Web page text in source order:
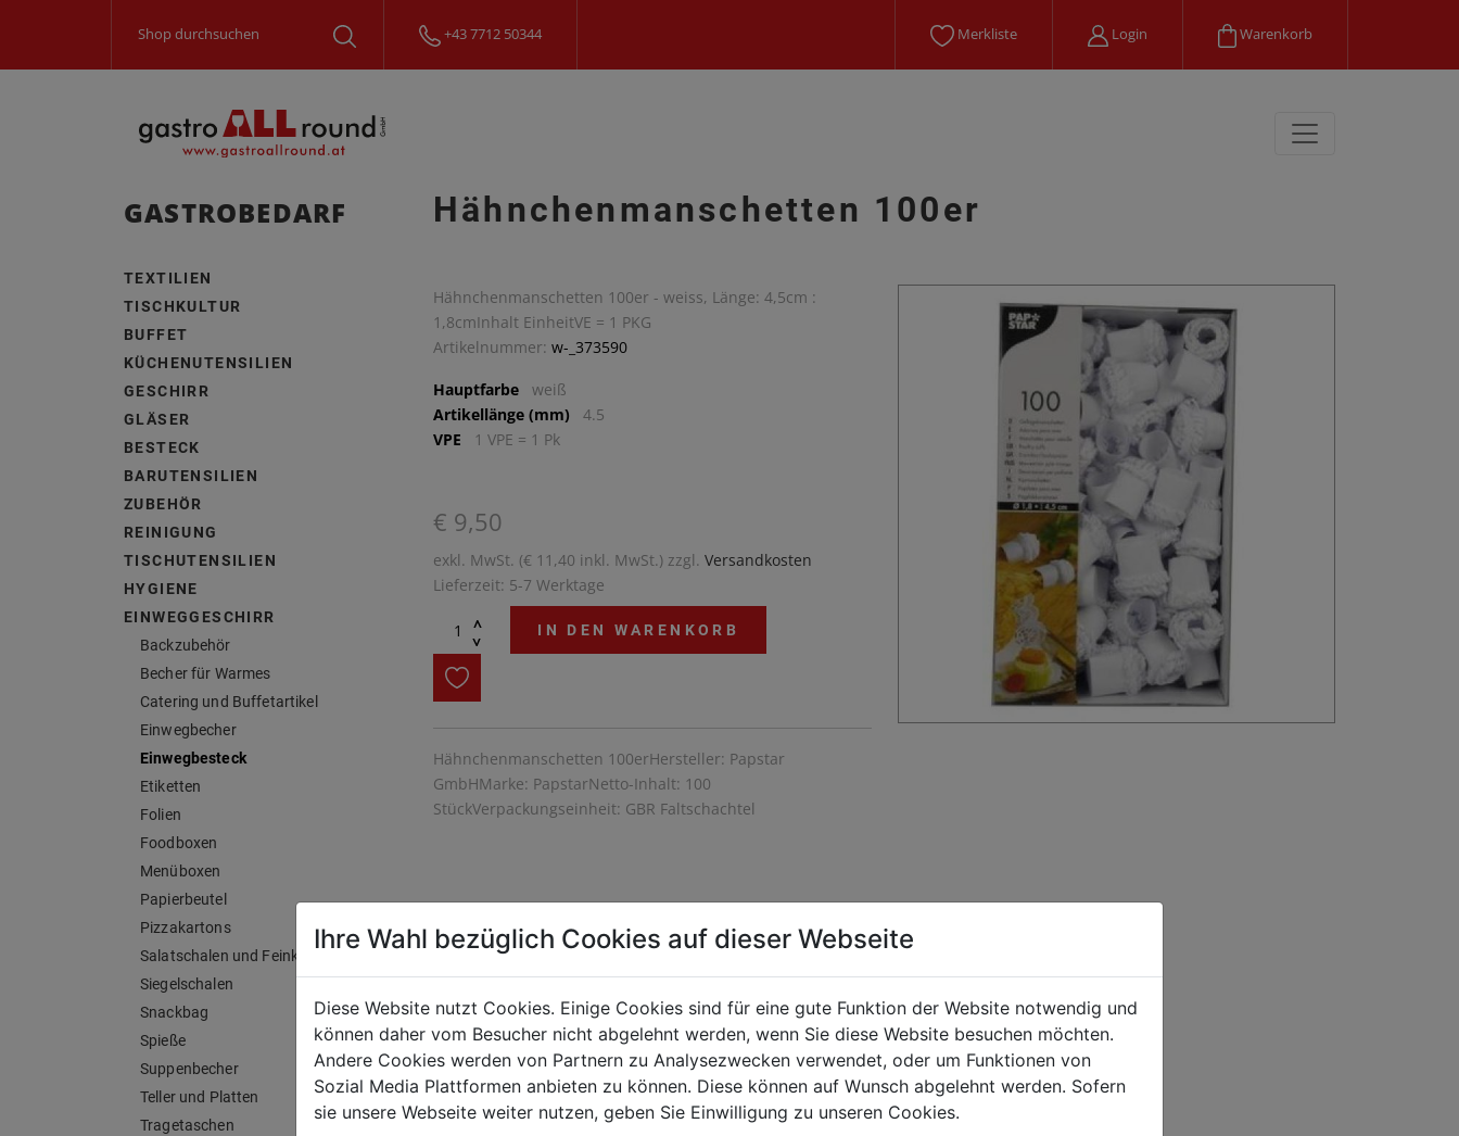
+43 7712 50344 Merkliste Login Warenkorb
GASTROBEDARF
TEXTILIEN
TISCHKULTUR
BUFFET
KÜCHENUTENSILIEN
GESCHIRR
GLÄSER
BESTECK
BARUTENSILIEN
ZUBEHÖR
REINIGUNG
TISCHUTENSILIEN
HYGIENE
EINWEGGESCHIRR
Backzubehör
Becher für Warmes
Catering und Buffetartikel
Einwegbecher
Einwegbesteck
Etiketten
Folien
Foodboxen
Menüboxen
Papierbeutel
Pizzakartons
Salatschalen und Feinkost
Siegelschalen
Snackbag
Spieße
Suppenbecher
Teller und Platten
Tragetaschen
Hähnchenmanschetten 100er
Hähnchenmanschetten 100er - weiss, Länge: 4,5cm :
1,8cmInhalt EinheitVE = 1 PKG
Artikelnummer: w-_373590
Hauptfarbe
weiß
Artikellänge (mm)
4.5
VPE
1 VPE = 1 Pk
€ 9,50
exkl. MwSt. (€ 11,40 inkl. MwSt.) zzgl. Versandkosten
Lieferzeit: 5-7 Werktage
^
^
IN DEN WARENKORB
Hähnchenmanschetten 100erHersteller: Papstar
GmbHMarke: PapstarNetto-Inhalt: 100
StückVerpackungseinheit: GBR Faltschachtel
Ihre Wahl bezüglich Cookies auf dieser Webseite
Diese Website nutzt Cookies. Einige Cookies sind für eine gute Funktion der Website notwendig und
können daher vom Besucher nicht abgelehnt werden, wenn Sie diese Website besuchen möchten.
Andere Cookies werden von Partnern zu Analysezwecken verwendet, oder um Funktionen von
Sozial Media Plattformen anbieten zu können. Diese können auf Wunsch abgelehnt werden. Sofern
sie unsere Webseite weiter nutzen, geben Sie Einwilligung zu unseren Cookies.